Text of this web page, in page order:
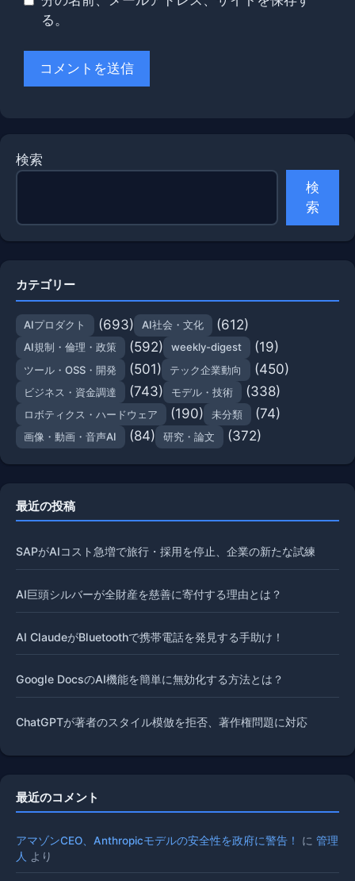
る。
検索
検
索
カテゴリー
AIプロダクト (693) AI社会・文化 (612)
AI規制・倫理・政策 (592) weekly-digest (19)
ツール・OSS・開発 (501) テック企業動向 (450)
ビジネス・資金調達 (743) モデル・技術 (338)
ロボティクス・ハードウェア (190) 未分類 (74)
画像・動画・音声AI (84) 研究・論文 (372)
最近の投稿
SAPがAIコスト急増で旅行・採用を停止、企業の新たな試練
AI巨頭シルバーが全財産を慈善に寄付する理由とは？
AI ClaudeがBluetoothで携帯電話を発見する手助け！
Google DocsのAI機能を簡単に無効化する方法とは？
ChatGPTが著者のスタイル模倣を拒否、著作権問題に対応
最近のコメント
アマゾンCEO、Anthropicモデルの安全性を政府に警告！ に 管理
人 より